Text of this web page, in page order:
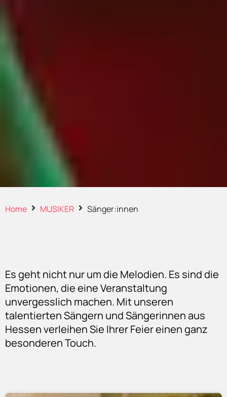
Home MUSIKER Sänger:innen
Es geht nicht nur um die Melodien. Es sind die
Emotionen, die eine Veranstaltung
unvergesslich machen. Mit unseren
talentierten Sängern und Sängerinnen aus
Hessen verleihen Sie Ihrer Feier einen ganz
besonderen Touch.